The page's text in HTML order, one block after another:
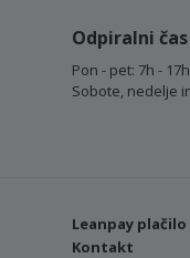
Odpiralni čas
Pon - pet: 7h - 17h
Sobote, nedelje
Leanpay
Kontakt